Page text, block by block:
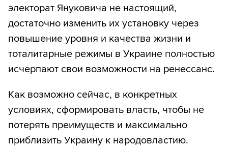
электорат Януковича не настоящий,
достаточно изменить их установку через
повышение уровня и качества жизни и
тоталитарные режимы в Украине полностью
исчерпают свои возможности на ренессанс.
Как возможно сейчас, в конкретных
условиях, сформировать власть, чтобы не
потерять преимуществ и максимально
приблизить Украину к народовластию.